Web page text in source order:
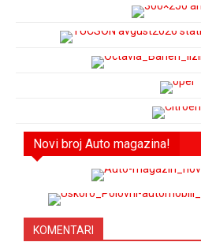
Novi broj Auto magazina!
KOMENTARI